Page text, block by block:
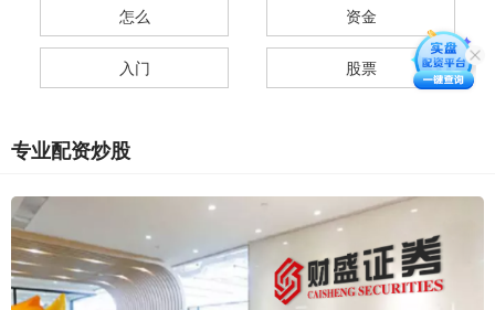
怎么 资金
入门 股票
专业配资炒股